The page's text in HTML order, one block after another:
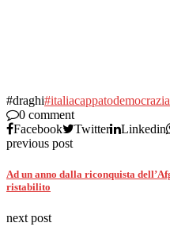
#draghi#italiacappatodemocrazia
0 comment
Facebook
Twitter Linkedin
previous post
Ad un anno dalla riconquista
ristabilito
next post